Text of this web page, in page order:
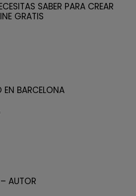
SABER PARA CREAR
GRATIS
EN BARCELONA
AUTOR